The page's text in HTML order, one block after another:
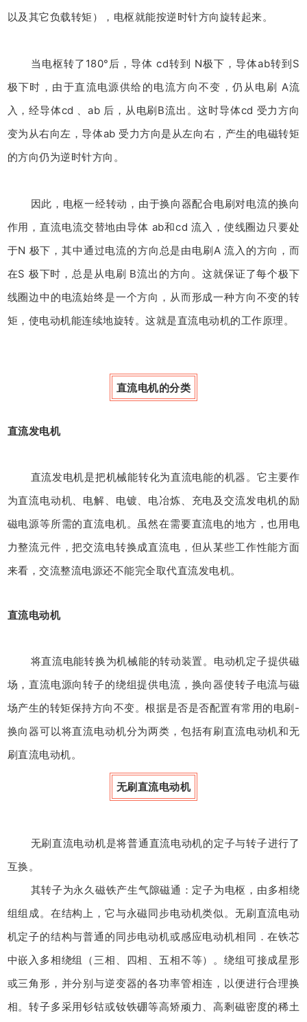
以及其它负载转矩），电枢就能按逆时针方向旋转起来。
当电枢转了180°后，导体 cd转到 N极下，导体ab转到S
极下时，由于直流电源供给的电流方向不变，仍从电刷 A流
入，经导体cd 、ab 后，从电刷B流出。这时导体cd 受力方向
变为从右向左，导体ab 受力方向是从左向右，产生的电磁转矩
的方向仍为逆时针方向。
因此，电枢一经转动，由于换向器配合电刷对电流的换向
作用，直流电流交替地由导体 ab和cd 流入，使线圈边只要处
于N 极下，其中通过电流的方向总是由电刷A 流入的方向，而
在S 极下时，总是从电刷 B流出的方向。这就保证了每个极下
线圈边中的电流始终是一个方向，从而形成一种方向不变的转
矩，使电动机能连续地旋转。这就是直流电动机的工作原理。
直流电机的分类
直流发电机
直流发电机是把机械能转化为直流电能的机器。它主要作
为直流电动机、电解、电镀、电冶炼、充电及交流发电机的励
磁电源等所需的直流电机。虽然在需要直流电的地方，也用电
力整流元件，把交流电转换成直流电，但从某些工作性能方面
来看，交流整流电源还不能完全取代直流发电机。
直流电动机
将直流电能转换为机械能的转动装置。电动机定子提供磁
场，直流电源向转子的绕组提供电流，换向器使转子电流与磁
场产生的转矩保持方向不变。根据是否是否配置有常用的电刷-
换向器可以将直流电动机分为两类，包括有刷直流电动机和无
刷直流电动机。
无刷直流电动机
无刷直流电动机是将普通直流电动机的定子与转子进行了
互换。
其转子为永久磁铁产生气隙磁通：定子为电枢，由多相绕
组组成。在结构上，它与永磁同步电动机类似。无刷直流电动
机定子的结构与普通的同步电动机或感应电动机相同．在铁芯
中嵌入多相绕组（三相、四相、五相不等）。绕组可接成星形
或三角形，并分别与逆变器的各功率管相连，以便进行合理换
相。转子多采用钐钴或钕铁硼等高矫顽力、高剩磁密度的稀土